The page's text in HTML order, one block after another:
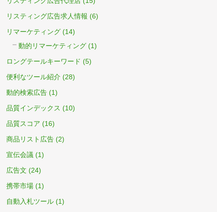
リスティング広告求人情報 (6)
リマーケティング (14)
動的リマーケティング (1)
ロングテールキーワード (5)
便利なツール紹介 (28)
動的検索広告 (1)
品質インデックス (10)
品質スコア (16)
商品リスト広告 (2)
宣伝会議 (1)
広告文 (24)
携帯市場 (1)
自動入札ツール (1)